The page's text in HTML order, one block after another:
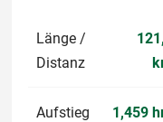
Länge /
Distanz
Aufstieg 1,459